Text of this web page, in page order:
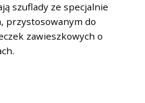
szuflady ze specjalnie
przystosowanym do
zawieszkowych o